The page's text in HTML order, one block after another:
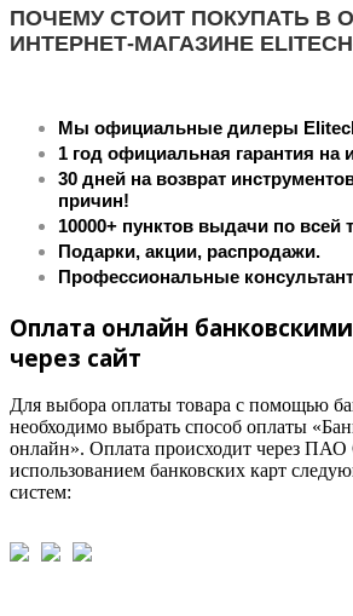
ПОЧЕМУ СТОИТ ПОКУПАТЬ В
ИНТЕРНЕТ-МАГАЗИНЕ
Мы официальные дилеры
1 год официальная гарантия на
30 дней на возврат
причин!
10000+ пунктов выдачи по всей
Подарки, акции, распродажи.
Профессиональные
Оплата онлайн
через сайт
Для выбора оплаты товара с помощью
необходимо выбрать способ оплаты
онлайн». Оплата происходит через
использованием банковских карт
систем: